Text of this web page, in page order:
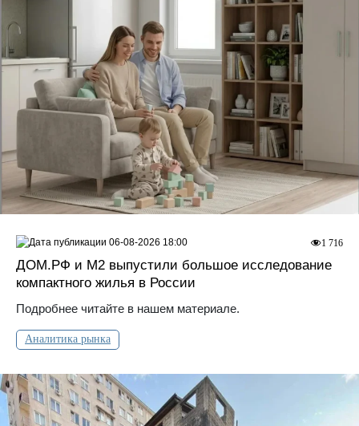
ДOМ.PФ и М2 выпустили большое исследование
компактного жилья в России
Подробнее читайте в нашем материале.
Аналитика рынка
1 716
06-08-2026 18:00